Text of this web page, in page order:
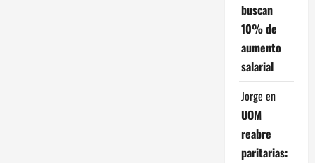
buscan
10% de
aumento
salarial
Jorge en
UOM
reabre
paritarias: